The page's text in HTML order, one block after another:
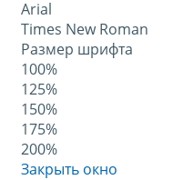
Arial
Times New Roman
Размер шрифта
100%
125%
150%
175%
200%
Закрыть окно